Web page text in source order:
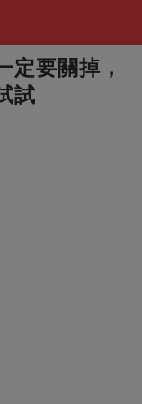
定要關掉，
試